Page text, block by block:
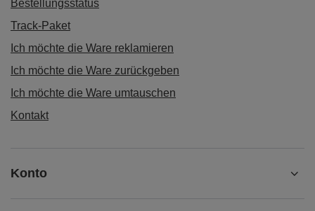
Bestellungsstatus
Track-Paket
Ich möchte die Ware reklamieren
Ich möchte die Ware zurückgeben
Ich möchte die Ware umtauschen
Kontakt
Konto